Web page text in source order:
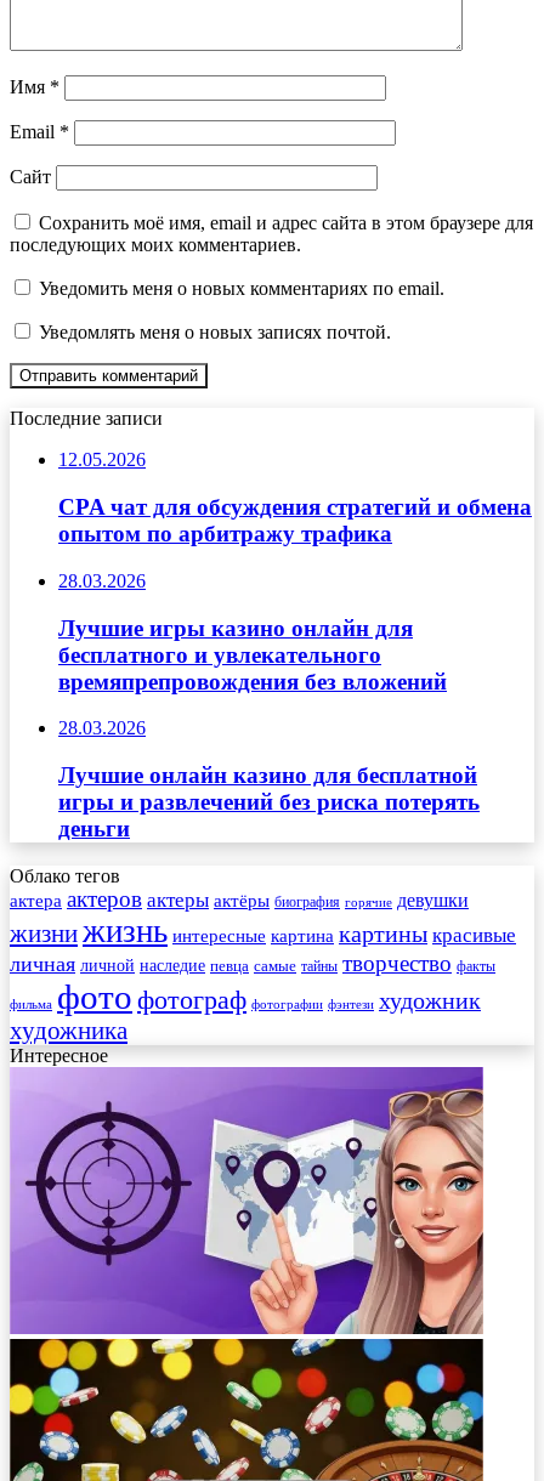
Имя *
Email *
Сайт
Сохранить моё имя, email и адрес сайта в этом браузере для
последующих моих комментариев.
Уведомить меня о новых комментариях по email.
Уведомлять меня о новых записях почтой.
Последние записи
12.05.2026
CPA чат для обсуждения стратегий и обмена
опытом по арбитражу трафика
28.03.2026
Лучшие игры казино онлайн для
бесплатного и увлекательного
времяпрепровождения без вложений
28.03.2026
Лучшие онлайн казино для бесплатной
игры и развлечений без риска потерять
деньги
Облако тегов
актера актеров актеры актёры биография горячие девушки
жизнижизнь интересные картина картины красивые
личная личной наследие певца самые тайны творчество факты
фильма фото фотограф фотографии фэнтези художник
художника
Интересное